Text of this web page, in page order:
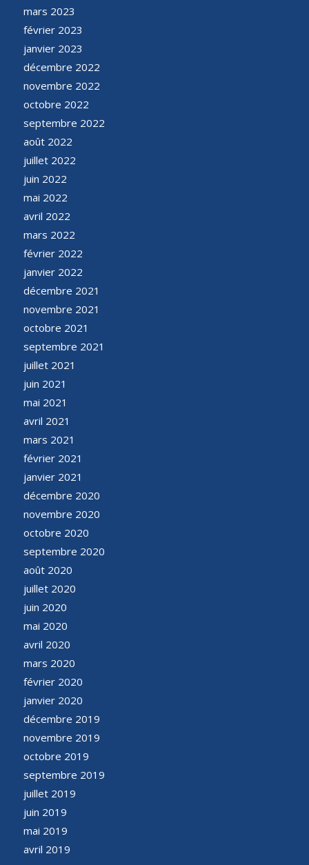
mars 2023
février 2023
janvier 2023
décembre 2022
novembre 2022
octobre 2022
septembre 2022
août 2022
juillet 2022
juin 2022
mai 2022
avril 2022
mars 2022
février 2022
janvier 2022
décembre 2021
novembre 2021
octobre 2021
septembre 2021
juillet 2021
juin 2021
mai 2021
avril 2021
mars 2021
février 2021
janvier 2021
décembre 2020
novembre 2020
octobre 2020
septembre 2020
août 2020
juillet 2020
juin 2020
mai 2020
avril 2020
mars 2020
février 2020
janvier 2020
décembre 2019
novembre 2019
octobre 2019
septembre 2019
juillet 2019
juin 2019
mai 2019
avril 2019